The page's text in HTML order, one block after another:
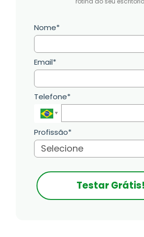
Nome*
Email*
Telefone*
Profissão*
Testar Grátis!